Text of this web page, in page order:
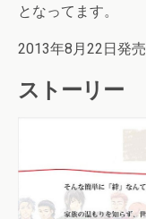
となってます。
2013年8月22日発
ストーリー